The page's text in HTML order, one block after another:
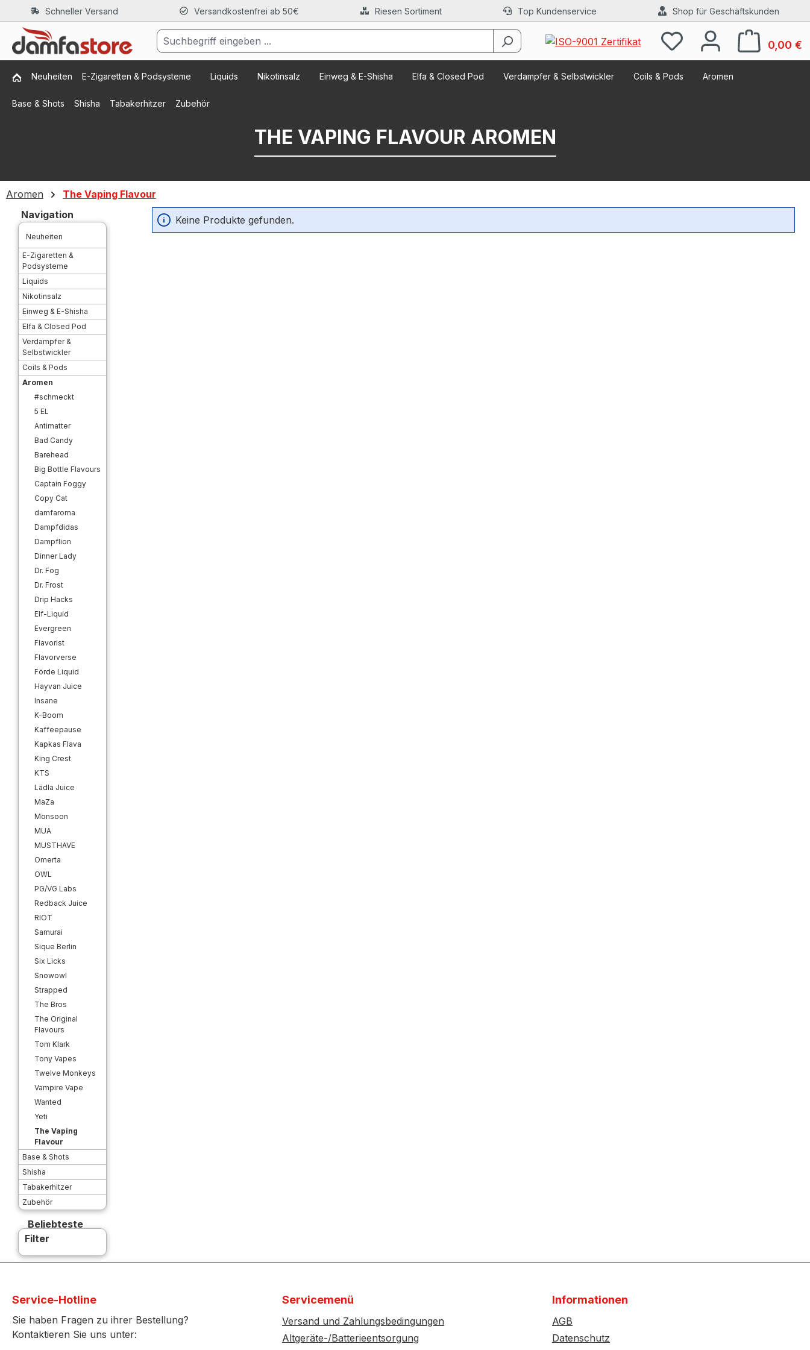
Hauptinhalt springen
Zur Suche springen
Zur Hauptnavigation springen
Schneller Versand Versandkostenfrei ab 50€ Riesen Sortiment Top Kundenservice Shop für Geschäftskunden
0,00 €
Neuheiten E-Zigaretten & Podsysteme Liquids Nikotinsalz Einweg & E-Shisha Elfa & Closed Pod Verdampfer & Selbstwickler Coils & Pods Aromen
Base & Shots Shisha Tabakerhitzer Zubehör
THE VAPING FLAVOUR AROMEN
Aromen
The Vaping Flavour
Navigation
Neuheiten
E-Zigaretten &
Podsysteme
Liquids
Nikotinsalz
Einweg & E-Shisha
Elfa & Closed Pod
Verdampfer &
Selbstwickler
Coils & Pods
Aromen
#schmeckt
5 EL
Antimatter
Bad Candy
Barehead
Big Bottle Flavours
Captain Foggy
Copy Cat
damfaroma
Dampfdidas
Dampflion
Dinner Lady
Dr. Fog
Dr. Frost
Drip Hacks
Elf-Liquid
Evergreen
Flavorist
Flavorverse
Förde Liquid
Hayvan Juice
Insane
K-Boom
Kaffeepause
Kapkas Flava
King Crest
KTS
Lädla Juice
MaZa
Monsoon
MUA
MUSTHAVE
Omerta
OWL
PG/VG Labs
Redback Juice
RIOT
Samurai
Sique Berlin
Six Licks
Snowowl
Strapped
The Bros
The Original
Flavours
Tom Klark
Tony Vapes
Twelve Monkeys
Vampire Vape
Wanted
Yeti
The Vaping
Flavour
Base & Shots
Shisha
Tabakerhitzer
Zubehör
Beliebteste
Filter
Keine Produkte gefunden.
Service-Hotline
Sie haben Fragen zu ihrer Bestellung?
Kontaktieren Sie uns unter:
Servicemenü
Versand und Zahlungsbedingungen
Altgeräte-/Batterieentsorgung
Informationen
AGB
Datenschutz